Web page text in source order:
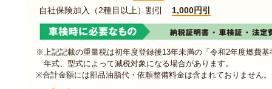
自社保険加入（2種目以上）割引
1,000円引
※上記記載の重量税は初年度登録後13年未満の「令和2年度燃費
年式、型式によって減税対象になる場合があります。
※合計金額には部品油脂代・依頼整備料金は含まれておりません。